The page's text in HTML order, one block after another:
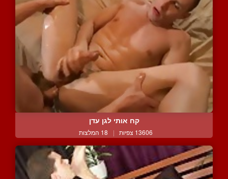
קח אותי לגן עדן
13606 צפיות | 18 המלצות